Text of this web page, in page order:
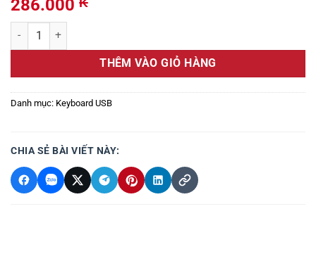
286.000
DTI204 KB-USB-GamingRGB-Mechanical-(Blue-Switch)-HP-
THÊM VÀO GIỎ HÀNG
Danh mục: Keyboard USB
CHIA SẺ BÀI VIẾT NÀY: